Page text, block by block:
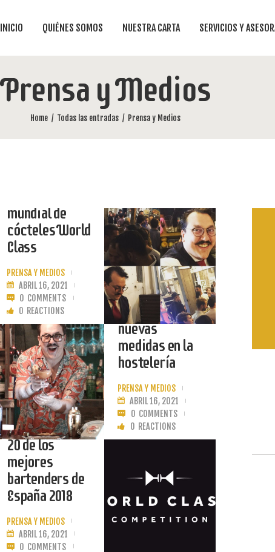
INICIO QUIÉNES SOMOS NUESTRA CARTA SERVICIOS Y
Prensa y Medios
Home Todas las entradas Prensa y Medios
mundial de
cócteles World
Class
PRENSA Y MEDIOS
ABRIL 16, 2021
0 COMMENTS
0 REACTIONS
LEER MÁS
China está
llevando a cabo
nuevas
medidas en la
hostelería
PRENSA Y MEDIOS
ABRIL 16, 2021
0 COMMENTS
0 REACTIONS
World Class
Competition
anuncia el TOP
20 de los
mejores
bartenders de
España 2018
PRENSA Y MEDIOS
ABRIL 16, 2021
0 COMMENTS
Flor de Caña